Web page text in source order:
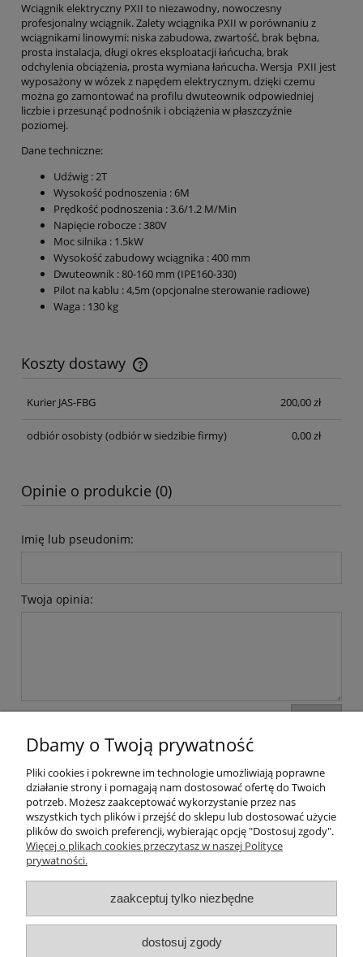
Wciągnik elektryczny PXII to niezawodny, nowoczesny
profesjonalny wciągnik. Zalety wciągnika PXII w porównaniu z
wciągnikami linowymi: niska zabudowa, zwartość, brak bębna,
prosta instalacja, długi okres eksploatacji łańcucha, brak
odchylenia obciążenia, prosta wymiana łańcucha. Wersja PXII jest
wyposażony w wózek z napędem elektrycznym, dzięki czemu
można go zamontować na profilu dwuteownik odpowiedniej
liczbie i przesunąć podnośnik i obciążenia w płaszczyźnie
poziomej.
Dane techniczne:
Udźwig : 2T
Wysokość podnoszenia : 6M
Prędkość podnoszenia : 3.6/1.2 M/Min
Napięcie robocze : 380V
Moc silnika : 1.5kW
Wysokość zabudowy wciągnika : 400 mm
Dwuteownik : 80-160 mm (IPE160-330)
Pilot na kablu : 4,5m (opcjonalne sterowanie radiowe)
Waga : 130 kg
Koszty dostawy
Cena nie zawiera ewentualnych kosztów płatności
Kurier JAS-FBG
200,00 zł
odbiór osobisty(odbiór w siedzibie firmy) 0,00 zł
Opinie o produkcie (0)
Imię lub pseudonim:
Twoja opinia:
Moje konto
Płatności i dostawa
O nas
Dane kontaktowe
Dbamy o Twoją prywatność
Pliki cookies i pokrewne im technologie umożliwiają poprawne
działanie strony i pomagają nam dostosować ofertę do Twoich
potrzeb. Możesz zaakceptować wykorzystanie przez nas
wszystkich tych plików i przejść do sklepu lub dostosować użycie
plików do swoich preferencji, wybierając opcję "Dostosuj zgody".
Więcej o plikach cookies przeczytasz w naszej Polityce
prywatności.
zaakceptuj tylko niezbędne
dostosuj zgody